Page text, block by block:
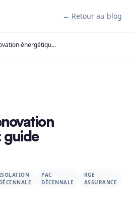
← Retour au blog
Décennale rénovation énergétique : guide
guide
DÉCENNALE
PAC
DÉCENNALE
RGE
ASSURANCE